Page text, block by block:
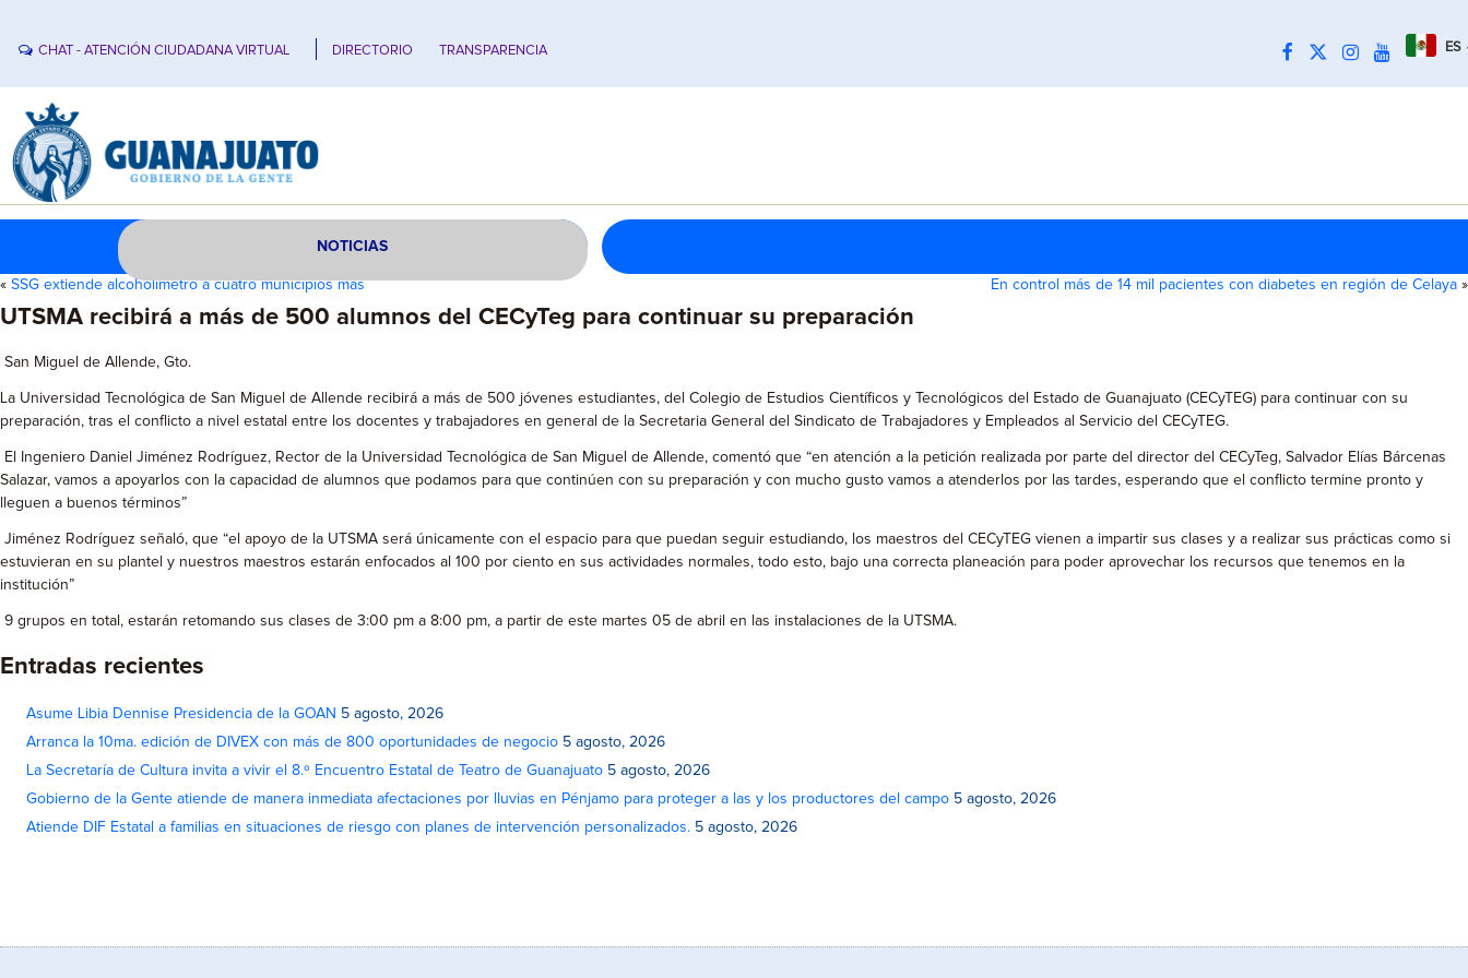
CHAT - ATENCIÓN CIUDADANA VIRTUAL DIRECTORIO TRANSPARENCIA ES
NOTICIAS
« SSG extiende alcoholímetro a cuatro municipios más En control más de 14 mil pacientes con diabetes en región de Celaya »
UTSMA recibirá a más de 500 alumnos del CECyTeg para continuar su preparación
San Miguel de Allende, Gto.
La Universidad Tecnológica de San Miguel de Allende recibirá a más de 500 jóvenes estudiantes, del Colegio de Estudios Científicos y Tecnológicos del Estado de Guanajuato (CECyTEG) para continuar con su
preparación, tras el conflicto a nivel estatal entre los docentes y trabajadores en general de la Secretaria General del Sindicato de Trabajadores y Empleados al Servicio del CECyTEG.
El Ingeniero Daniel Jiménez Rodríguez, Rector de la Universidad Tecnológica de San Miguel de Allende, comentó que “en atención a la petición realizada por parte del director del CECyTeg, Salvador Elías Bárcenas
Salazar, vamos a apoyarlos con la capacidad de alumnos que podamos para que continúen con su preparación y con mucho gusto vamos a atenderlos por las tardes, esperando que el conflicto termine pronto y
lleguen a buenos términos”
Jiménez Rodríguez señaló, que “el apoyo de la UTSMA será únicamente con el espacio para que puedan seguir estudiando, los maestros del CECyTEG vienen a impartir sus clases y a realizar sus prácticas como si
estuvieran en su plantel y nuestros maestros estarán enfocados al 100 por ciento en sus actividades normales, todo esto, bajo una correcta planeación para poder aprovechar los recursos que tenemos en la
institución”
9 grupos en total, estarán retomando sus clases de 3:00 pm a 8:00 pm, a partir de este martes 05 de abril en las instalaciones de la UTSMA.
Entradas recientes
Asume Libia Dennise Presidencia de la GOAN 5 agosto, 2026
Arranca la 10ma. edición de DIVEX con más de 800 oportunidades de negocio 5 agosto, 2026
La Secretaría de Cultura invita a vivir el 8.º Encuentro Estatal de Teatro de Guanajuato 5 agosto, 2026
Gobierno de la Gente atiende de manera inmediata afectaciones por lluvias en Pénjamo para proteger a las y los productores del campo 5 agosto, 2026
Atiende DIF Estatal a familias en situaciones de riesgo con planes de intervención personalizados. 5 agosto, 2026